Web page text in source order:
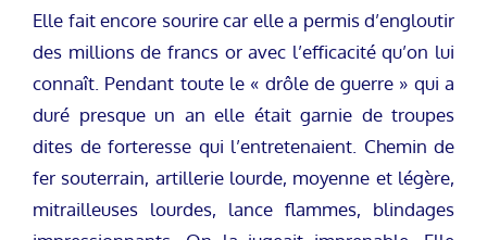
Elle fait encore sourire car elle a permis d’engloutir
des millions de francs or avec l’efficacité qu’on lui
connaît. Pendant toute le « drôle de guerre » qui a
duré presque un an elle était garnie de troupes
dites de forteresse qui l’entretenaient. Chemin de
fer souterrain, artillerie lourde, moyenne et légère,
mitrailleuses lourdes, lance flammes, blindages